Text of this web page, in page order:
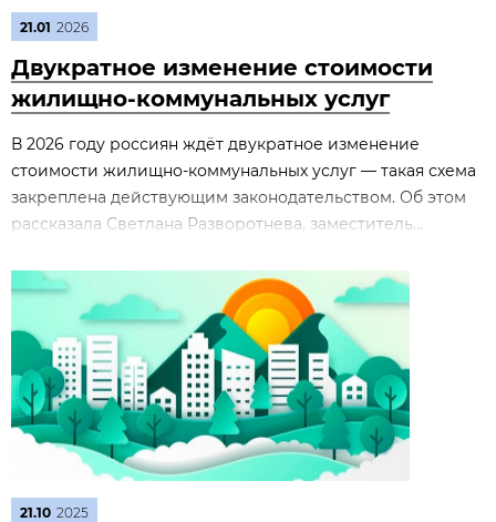
21.01 2026
Двукратное изменение стоимости
жилищно‑коммунальных услуг
В 2026 году россиян ждёт двукратное изменение
стоимости жилищно‑коммунальных услуг — такая схема
закреплена действующим законодательством. Об этом
рассказала Светлана Разворотнева, заместитель...
21.10 2025